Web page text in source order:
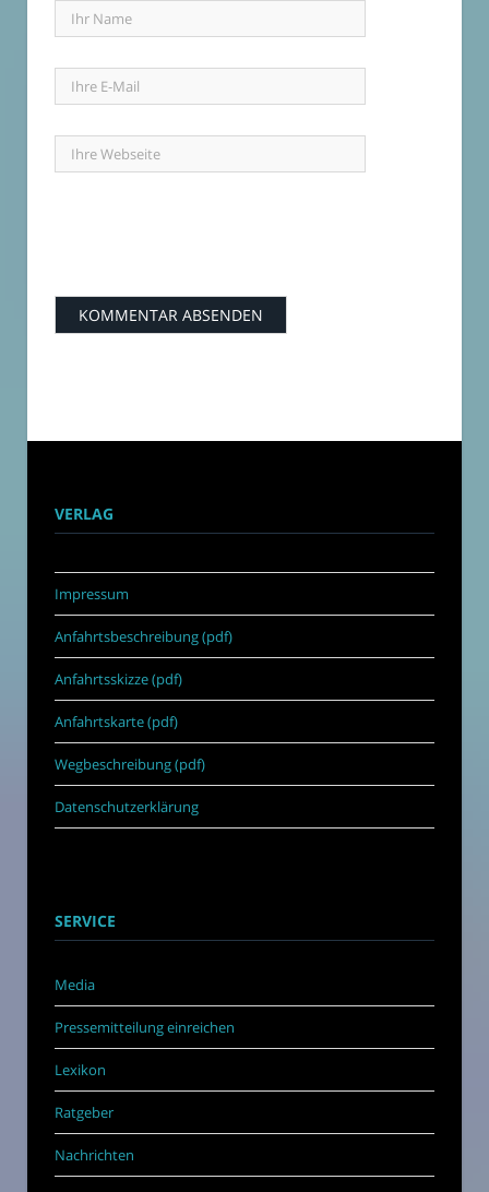
VERLAG
Impressum
Anfahrtsbeschreibung (pdf)
Anfahrtsskizze (pdf)
Anfahrtskarte (pdf)
Wegbeschreibung (pdf)
Datenschutzerklärung
SERVICE
Media
Pressemitteilung einreichen
Lexikon
Ratgeber
Nachrichten